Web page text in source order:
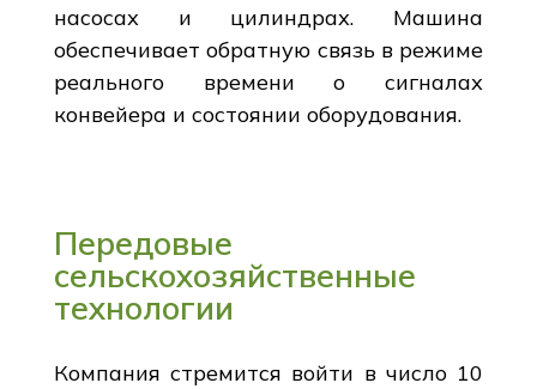
насосах и цилиндрах. Машина
обеспечивает обратную связь в режиме
реального времени о сигналах
конвейера и состоянии оборудования.
Передовые
сельскохозяйственные
технологии
Компания стремится войти в число 10